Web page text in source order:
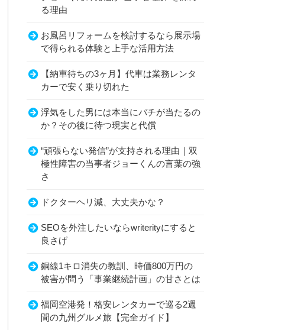
る理由
お風呂リフォームを検討するなら展示場
で得られる体験と上手な活用方法
【納車待ちの3ヶ月】代車は業務レンタ
カーで安く乗り切れた
浮気をした男には本当にバチが当たるの
か？その後に待つ現実と代償
“頑張らない発信”が支持される理由｜双
極性障害の当事者ジョーくんの言葉の強
さ
ドクターヘリ減、大丈夫かな？
SEOを外注したいならwriterityにすると
良さげ
銅線1キロ消失の教訓、時価800万円の
被害が問う「事業継続計画」の甘さとは
福岡空港発！格安レンタカーで巡る2週
間の九州グルメ旅【完全ガイド】